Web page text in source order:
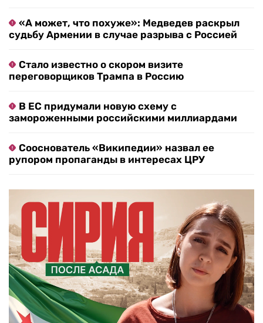
«А может, что похуже»: Медведев раскрыл
судьбу Армении в случае разрыва с Россией
Стало известно о скором визите
переговорщиков Трампа в Россию
В ЕС придумали новую схему с
замороженными российскими миллиардами
Сооснователь «Википедии» назвал ее
рупором пропаганды в интересах ЦРУ